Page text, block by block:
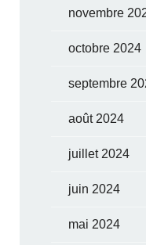
novembre
octobre 2024
septembre
août 2024
juillet 2024
juin 2024
mai 2024